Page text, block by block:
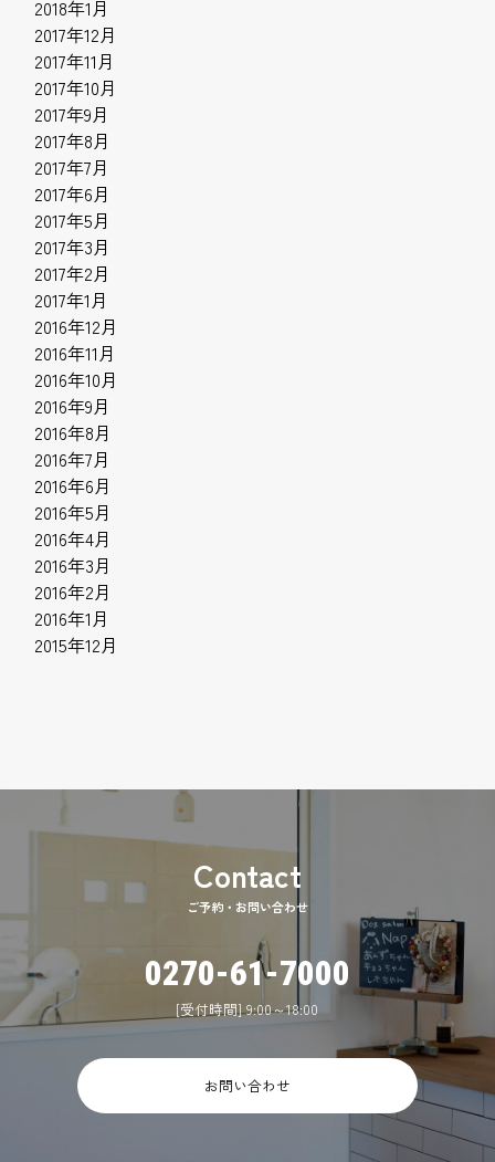
2018年1月
2017年12月
2017年11月
2017年10月
2017年9月
2017年8月
2017年7月
2017年6月
2017年5月
2017年3月
2017年2月
2017年1月
2016年12月
2016年11月
2016年10月
2016年9月
2016年8月
2016年7月
2016年6月
2016年5月
2016年4月
2016年3月
2016年2月
2016年1月
2015年12月
ご予約・お問い合わせ
0270-61-7000
[受付時間] 9:00～18:00
お問い合わせ